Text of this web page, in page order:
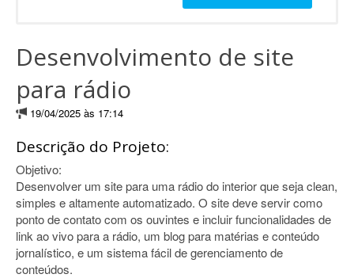
Desenvolvimento de site
para rádio
19/04/2025 às 17:14
Descrição do Projeto:
Objetivo:
Desenvolver um site para uma rádio do interior que seja clean,
simples e altamente automatizado. O site deve servir como
ponto de contato com os ouvintes e incluir funcionalidades de
link ao vivo para a rádio, um blog para matérias e conteúdo
jornalístico, e um sistema fácil de gerenciamento de
conteúdos.